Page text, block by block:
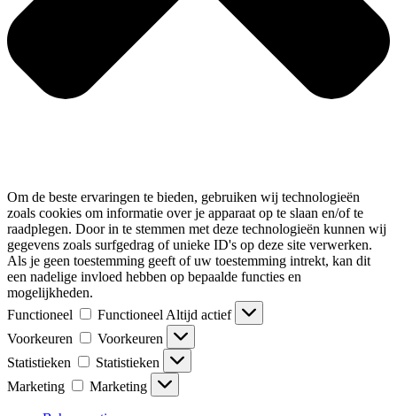
Om de beste ervaringen te bieden, gebruiken wij technologieën
zoals cookies om informatie over je apparaat op te slaan en/of te
raadplegen. Door in te stemmen met deze technologieën kunnen wij
gegevens zoals surfgedrag of unieke ID's op deze site verwerken.
Als je geen toestemming geeft of uw toestemming intrekt, kan dit
een nadelige invloed hebben op bepaalde functies en
mogelijkheden.
Functioneel
Functioneel Altijd actief
Voorkeuren
Voorkeuren
Statistieken
Statistieken
Marketing
Marketing